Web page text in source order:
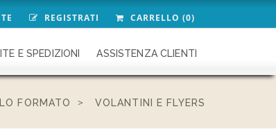
REGISTRATI CARRELLO (0)
E SPEDIZIONI ASSISTENZA CLIENTI
FORMATO VOLANTINI E FLYERS